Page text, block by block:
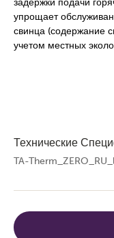
задержки подачи
упрощает
свинца (содержание
учетом местных
Технические
TA-